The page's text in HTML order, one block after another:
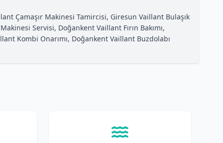
Çamaşır Makinesi Tamircisi, Giresun Vaillant Bulaşık
Servisi, Doğankent Vaillant Fırın Bakımı,
Kombi Onarımı, Doğankent Vaillant Buzdolabı